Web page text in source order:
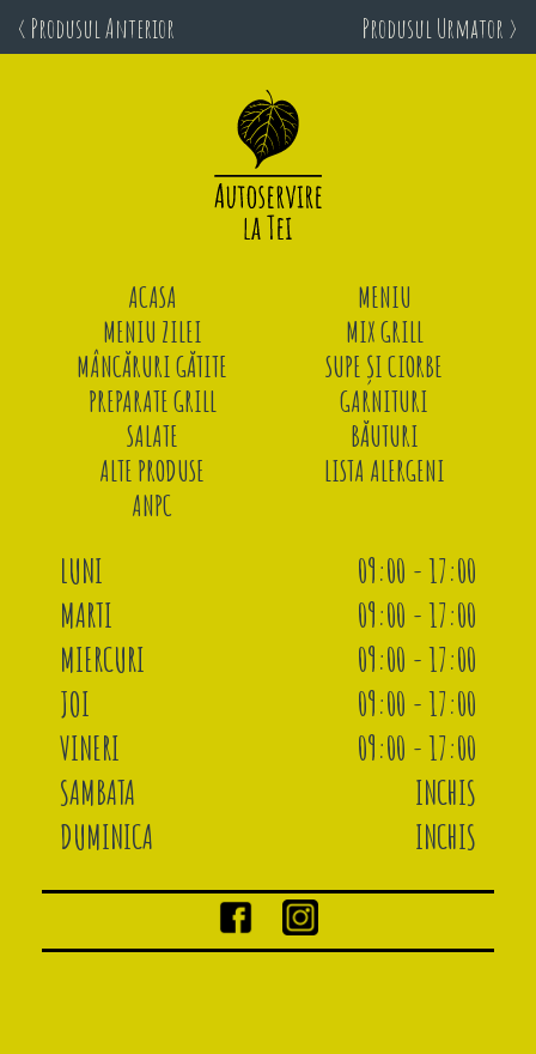
< Produsul Anterior Produsul Urmator >
ACASA
MENIU
MENIU ZILEI
MIX GRILL
MÂNCĂRURI GĂTITE
SUPE ȘI CIORBE
PREPARATE GRILL
GARNITURI
SALATE
BĂUTURI
ALTE PRODUSE
LISTA ALERGENI
ANPC
LUNI
09:00 - 17:00
MARTI
09:00 - 17:00
MIERCURI
09:00 - 17:00
JOI
09:00 - 17:00
VINERI
09:00 - 17:00
SAMBATA
INCHIS
DUMINICA
INCHIS